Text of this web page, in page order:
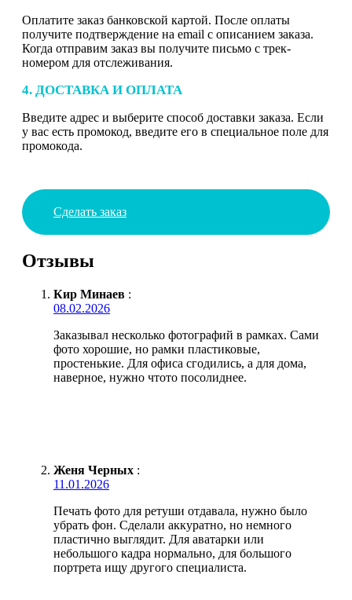
Оплатите заказ банковской картой. После оплаты
получите подтверждение на email с описанием заказа.
Когда отправим заказ вы получите письмо с трек-
номером для отслеживания.
4. ДОСТАВКА И ОПЛАТА
Введите адрес и выберите способ доставки заказа. Если
у вас есть промокод, введите его в специальное поле для
промокода.
Сделать заказ
Отзывы
Кир Минаев :
08.02.2026
Заказывал несколько фотографий в рамках. Сами
фото хорошие, но рамки пластиковые,
простенькие. Для офиса сгодились, а для дома,
наверное, нужно чтото посолиднее.
Женя Черных :
11.01.2026
Печать фото для ретуши отдавала, нужно было
убрать фон. Сделали аккуратно, но немного
пластично выглядит. Для аватарки или
небольшого кадра нормально, для большого
портрета ищу другого специалиста.